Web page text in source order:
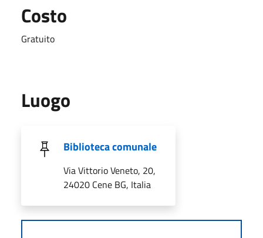
Costo
Gratuito
Luogo
Biblioteca comunale
Via Vittorio Veneto, 20,
24020 Cene BG, Italia